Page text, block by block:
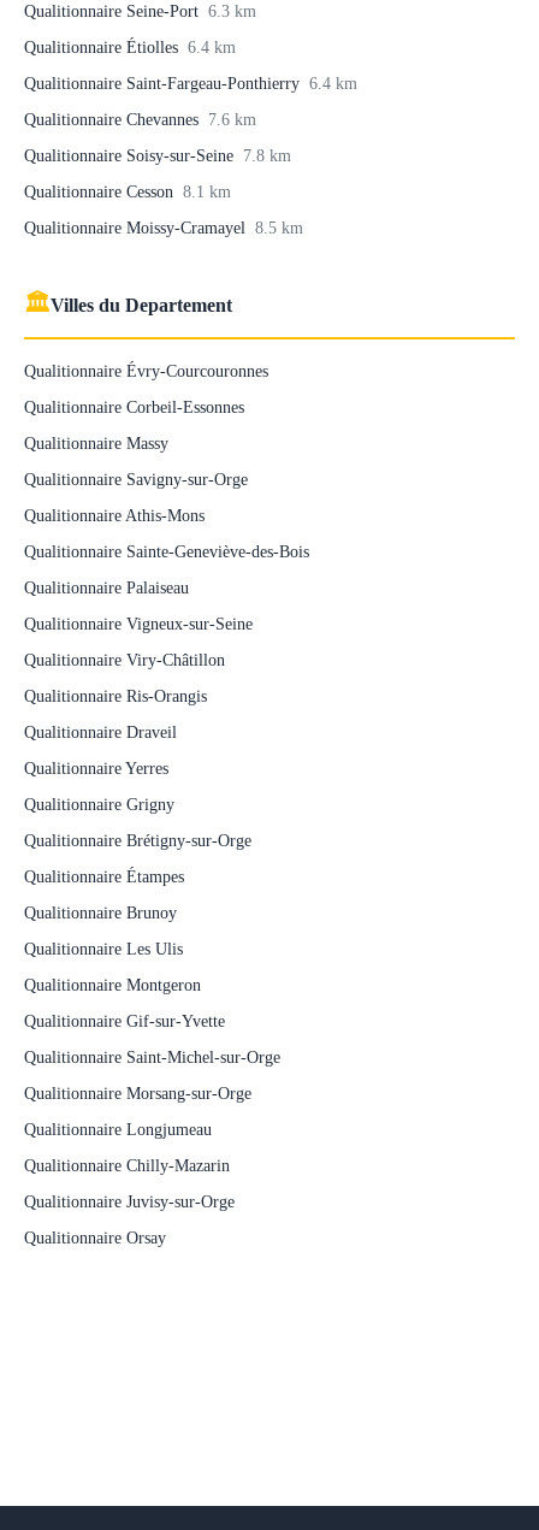
Qualitionnaire Seine-Port 6.3 km
Qualitionnaire Étiolles 6.4 km
Qualitionnaire Saint-Fargeau-Ponthierry 6.4 km
Qualitionnaire Chevannes 7.6 km
Qualitionnaire Soisy-sur-Seine 7.8 km
Qualitionnaire Cesson 8.1 km
Qualitionnaire Moissy-Cramayel 8.5 km
🏛Villes du Departement
Qualitionnaire Évry-Courcouronnes
Qualitionnaire Corbeil-Essonnes
Qualitionnaire Massy
Qualitionnaire Savigny-sur-Orge
Qualitionnaire Athis-Mons
Qualitionnaire Sainte-Geneviève-des-Bois
Qualitionnaire Palaiseau
Qualitionnaire Vigneux-sur-Seine
Qualitionnaire Viry-Châtillon
Qualitionnaire Ris-Orangis
Qualitionnaire Draveil
Qualitionnaire Yerres
Qualitionnaire Grigny
Qualitionnaire Brétigny-sur-Orge
Qualitionnaire Étampes
Qualitionnaire Brunoy
Qualitionnaire Les Ulis
Qualitionnaire Montgeron
Qualitionnaire Gif-sur-Yvette
Qualitionnaire Saint-Michel-sur-Orge
Qualitionnaire Morsang-sur-Orge
Qualitionnaire Longjumeau
Qualitionnaire Chilly-Mazarin
Qualitionnaire Juvisy-sur-Orge
Qualitionnaire Orsay